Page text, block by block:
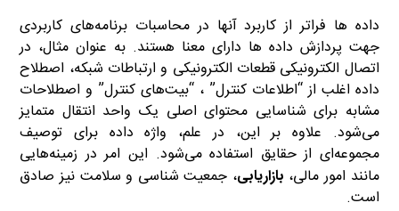
داده ها فراتر از کاربرد آنها در محاسبات برنامه‌های کاربردی
جهت پردازش داده ها دارای معنا هستند. به عنوان مثال، در
اتصال الکترونیکی قطعات الکترونیکی و ارتباطات شبکه، اصطلاح
داده اغلب از “اطلاعات کنترل” ، “بیت‌های کنترل” و اصطلاحات
مشابه برای شناسایی محتوای اصلی یک واحد انتقال متمایز
می‌شود. علاوه بر این، در علم، واژه داده برای توصیف
مجموعه‌ای از حقایق استفاده می‌شود. این امر در زمینه‌هایی
مانند امور مالی، بازاریابی، جمعیت شناسی و سلامت نیز صادق
است.